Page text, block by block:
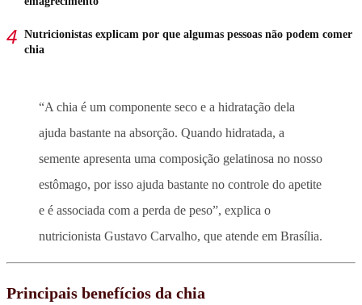
Nutricionistas explicam por que algumas pessoas não podem comer
chia
“A chia é um componente seco e a hidratação dela
ajuda bastante na absorção. Quando hidratada, a
semente apresenta uma composição gelatinosa no nosso
estômago, por isso ajuda bastante no controle do apetite
e é associada com a perda de peso”, explica o
nutricionista Gustavo Carvalho, que atende em Brasília.
Principais benefícios da chia